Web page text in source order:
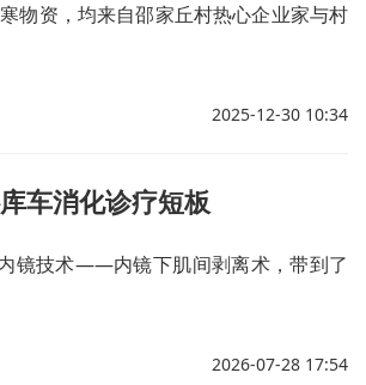
物资，均来自邵家丘村热心企业家与村
2025-12-30 10:34
车消化诊疗短板
镜技术——内镜下肌间剥离术，带到了
2026-07-28 17:54